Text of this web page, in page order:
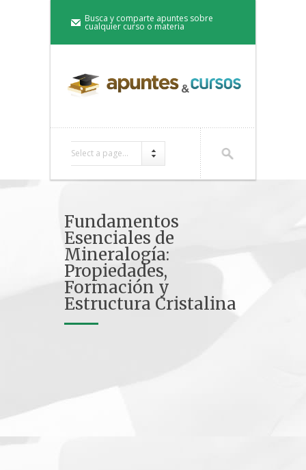
Busca y comparte apuntes sobre
cualquier curso o materia
Select a page...
Fundamentos
Esenciales de
Mineralogía:
Propiedades,
Formación y
Estructura Cristalina